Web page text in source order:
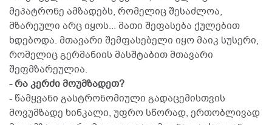
მეპატრონე ამზადებს, რომელიც შესაძლოა,
მზარეული არც იყოს... მათი შეფასება ქულებით
ხდებოდა. მთავარი შემფასებელი იყო მაიკ სუსერი,
რომელიც გერმანიის მასშტაბით მთავარი
შეფმზარეულია.
- რა კერძი მოუმზადეთ?
- წამყვანი გასტრონომიული გადაცემისთვის
მოვუმზადე ხინკალი, უფრო სწორად, ერთობლივად